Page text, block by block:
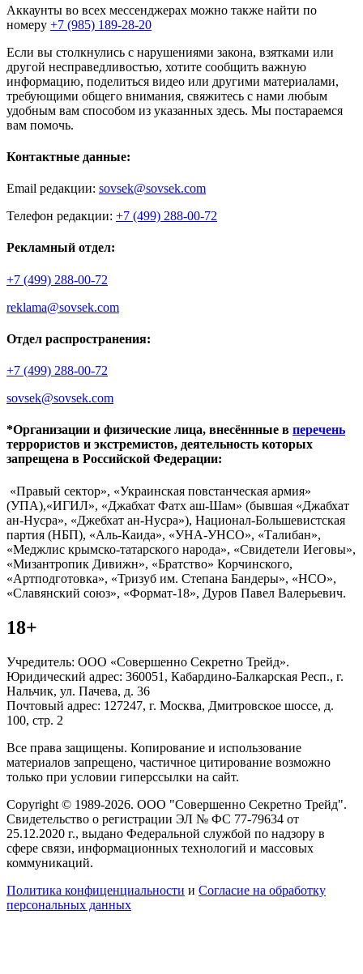
Аккаунты во всех мессенджерах можно также найти по
номеру +7 (985) 189-28-20
Если вы столкнулись с нарушениями закона, взятками или
другой несправедливостью, хотите сообщить важную
информацию, поделиться видео или другими материалами,
требующими общего внимания, свяжитесь с нами любым
удобным вам способом из указанных здесь. Мы постараемся
вам помочь.
Контактные данные:
Email редакции: sovsek@sovsek.com
Телефон редакции: +7 (499) 288-00-72
Рекламный отдел:
+7 (499) 288-00-72
reklama@sovsek.com
Отдел распространения:
+7 (499) 288-00-72
sovsek@sovsek.com
*Организации и физические лица, внесённные в перечень
террористов и экстремистов, деятельность которых
запрещена в Российской Федерации:
«Правый сектор», «Украинская повстанческая армия»
(УПА),«ИГИЛ», «Джабхат Фатх аш-Шам» (бывшая «Джабхат
ан-Нусра», «Джебхат ан-Нусра»), Национал-Большевистская
партия (НБП), «Аль-Каида», «УНА-УНСО», «Талибан»,
«Меджлис крымско-татарского народа», «Свидетели Иеговы»,
«Мизантропик Дивижн», «Братство» Корчинского,
«Артподготовка», «Тризуб им. Степана Бандеры», «НСО»,
«Славянский союз», «Формат-18», Дуров Павел Валерьевич.
18+
Учредитель: ООО «Совершенно Секретно Трейд».
Юридический адрес: 360051, Кабардино-Балкарская Респ., г.
Нальчик, ул. Пачева, д. 36
Почтовый адрес: 127247, г. Москва, Дмитровское шоссе, д.
100, стр. 2
Все права защищены. Копирование и использование
материалов запрещено, частичное цитирование возможно
только при условии гиперссылки на сайт.
Copyright © 1989-2026. ООО "Совершенно Секретно Трейд".
Свидетельство о регистрации ЭЛ № ФС 77-79634 от
25.12.2020 г., выдано Федеральной службой по надзору в
сфере связи, информационных технологий и массовых
коммуникаций.
Политика конфиценциальности и Согласие на обработку
персональных данных